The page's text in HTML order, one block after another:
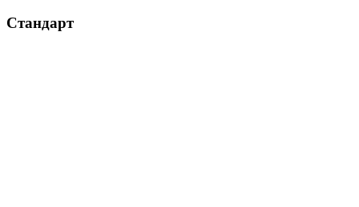
Стандарт